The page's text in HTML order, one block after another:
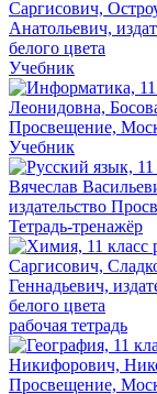
Учебник
Учебник
Тетрадь-тренажёр
рабочая тетрадь